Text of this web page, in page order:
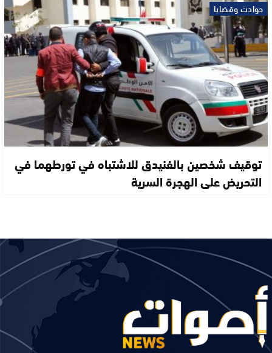
حوادث وقضايا
توقيف شخصين بالفنيدق للاشتباه في تورطهما في
التحريض على الهجرة السرية